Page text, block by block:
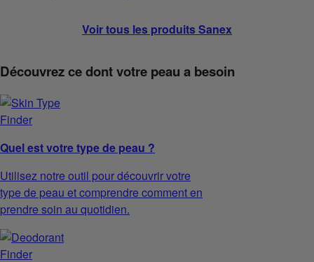
Voir tous les produits Sanex
Découvrez ce dont votre peau a besoin
Quel est votre type de peau ?
Utilisez notre outil pour découvrir votre
type de peau et comprendre comment en
prendre soin au quotidien.